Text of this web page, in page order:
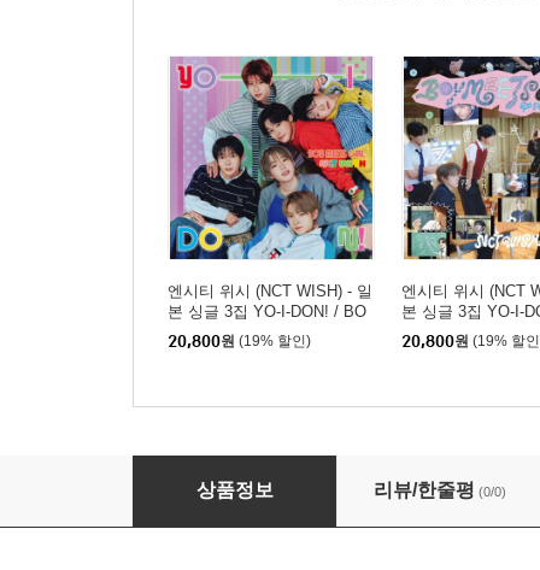
엔시티 위시 (NCT WISH) - 일
본 싱글 3집 YO-I-DON! / BO
Y MEETS GIRL [통상판 YO-
I-DON! Ver.]
20,800원 (19% 할인)
엔시티 위시 (NCT
본 싱글 3집 YO-I-
Y MEETS GIRL [
Y MEETS GIRL
20,800원 (19% 할
엔시티 위시 (NCT WISH) - 일본 싱글 3집 YO-
상품정보 리뷰/한줄평 (0/0)